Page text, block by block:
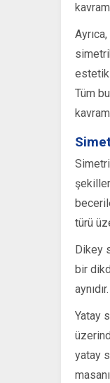
estetik
Tüm
türü
Dikey
bir
Yatay
yatay